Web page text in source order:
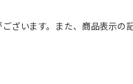
ざいます。また、商品表示の